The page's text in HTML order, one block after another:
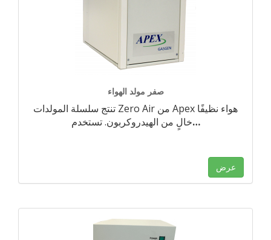
صفر مولد الهواء
تنتج سلسلة المولدات Zero Air من Apex هواء نظيفًا
خالٍ من الهيدروكربون. تستخدم…
عرض